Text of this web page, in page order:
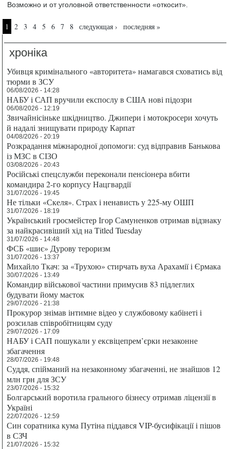
Возможно и от уголовной ответственности «откосит».
Страницы
1 2 3 4 5 6 7 8 следующая › последняя »
хроніка
Убивця кримінального «авторитета» намагався сховатись від
тюрми в ЗСУ
06/08/2026 - 14:28
НАБУ і САП вручили експослу в США нові підозри
06/08/2026 - 12:19
Звичайнісіньке шкідництво. Джипери і мотокросери хочуть
й надалі знищувати природу Карпат
04/08/2026 - 20:19
Розкрадання міжнародної допомоги: суд відправив Банькова
із МЗС в СІЗО
03/08/2026 - 20:43
Російські спецслужби переконали пенсіонера вбити
командира 2-го корпусу Нацгвардії
31/07/2026 - 19:45
Не тільки «Скеля». Страх і ненависть у 225-му ОШП
31/07/2026 - 18:19
Український гросмейстер Ігор Самуненков отримав відзнаку
за найкрасивіший хід на Titled Tuesday
31/07/2026 - 14:48
ФСБ «шиє» Дурову тероризм
31/07/2026 - 13:37
Михайло Ткач: за «Трухою» стирчать вуха Арахамії і Єрмака
30/07/2026 - 13:49
Командир військової частини примусив 83 підлеглих
будувати йому маєток
29/07/2026 - 21:38
Прокурор знімав інтимне відео у службовому кабінеті і
розсилав співробітницям суду
29/07/2026 - 17:09
НАБУ і САП пошукали у ексвіцепрем’єрки незаконне
збагачення
28/07/2026 - 19:48
Суддя, спійманий на незаконному збагаченні, не знайшов 12
млн грн для ЗСУ
23/07/2026 - 15:32
Болгарський воротила грального бізнесу отримав ліцензії в
Україні
22/07/2026 - 12:59
Син соратника кума Путіна піддався VIP-бусифікації і пішов
в СЗЧ
21/07/2026 - 15:32